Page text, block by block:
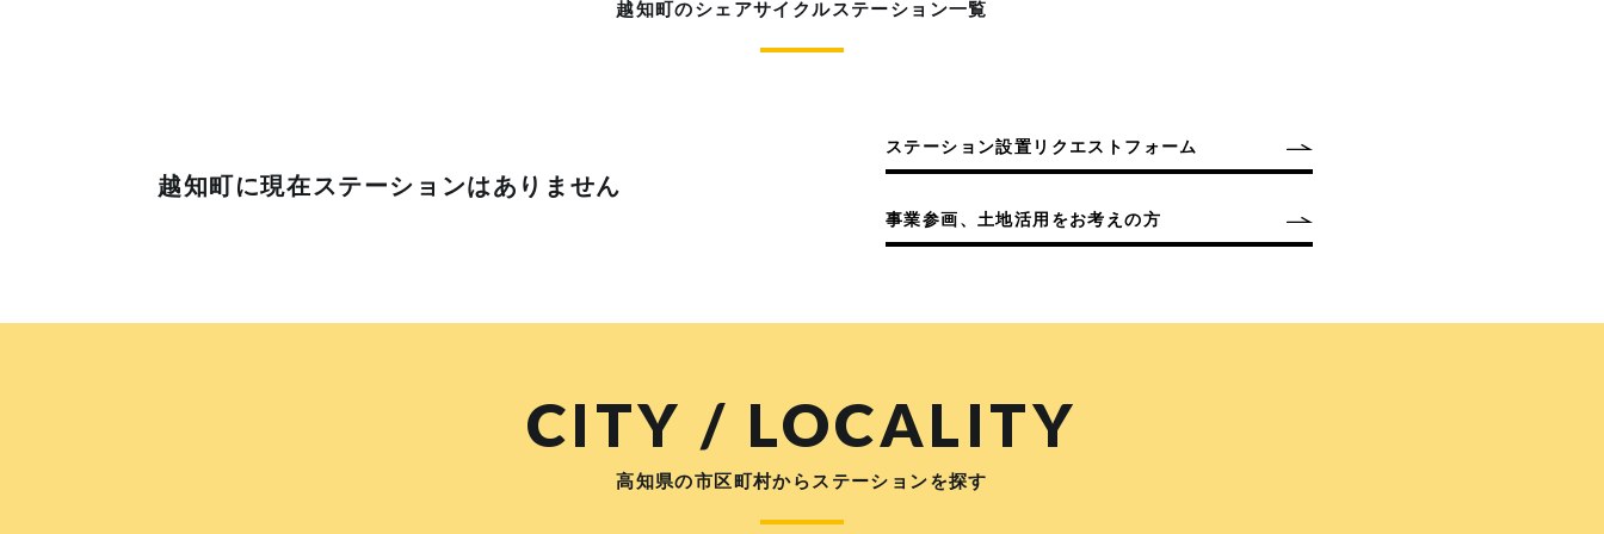
越知町のシェアサイクルステーション一覧
越知町に現在ステーションはありません
ステーション設置リクエストフォーム
事業参画、土地活用をお考えの方
CITY / LOCALITY
高知県の市区町村からステーションを探す